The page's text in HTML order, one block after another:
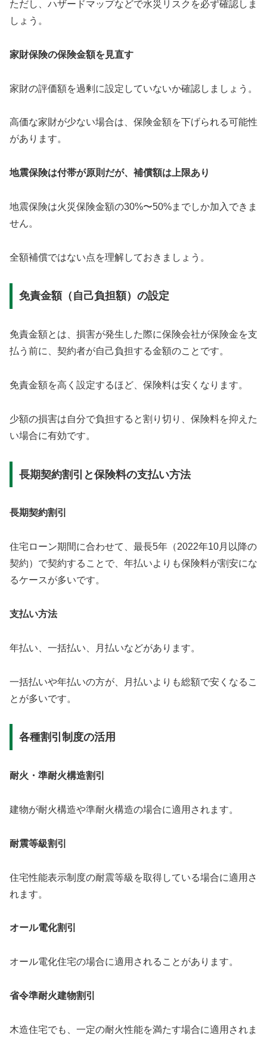
ただし、ハザードマップなどで水災リスクを必ず確認しま
しょう。
家財保険の保険金額を見直す
家財の評価額を過剰に設定していないか確認しましょう。
高価な家財が少ない場合は、保険金額を下げられる可能性
があります。
地震保険は付帯が原則だが、補償額は上限あり
地震保険は火災保険金額の30%〜50%までしか加入できま
せん。
全額補償ではない点を理解しておきましょう。
免責金額（自己負担額）の設定
免責金額とは、損害が発生した際に保険会社が保険金を支
払う前に、契約者が自己負担する金額のことです。
免責金額を高く設定するほど、保険料は安くなります。
少額の損害は自分で負担すると割り切り、保険料を抑えた
い場合に有効です。
長期契約割引と保険料の支払い方法
長期契約割引
住宅ローン期間に合わせて、最長5年（2022年10月以降の
契約）で契約することで、年払いよりも保険料が割安にな
るケースが多いです。
支払い方法
年払い、一括払い、月払いなどがあります。
一括払いや年払いの方が、月払いよりも総額で安くなるこ
とが多いです。
各種割引制度の活用
耐火・準耐火構造割引
建物が耐火構造や準耐火構造の場合に適用されます。
耐震等級割引
住宅性能表示制度の耐震等級を取得している場合に適用さ
れます。
オール電化割引
オール電化住宅の場合に適用されることがあります。
省令準耐火建物割引
木造住宅でも、一定の耐火性能を満たす場合に適用されま